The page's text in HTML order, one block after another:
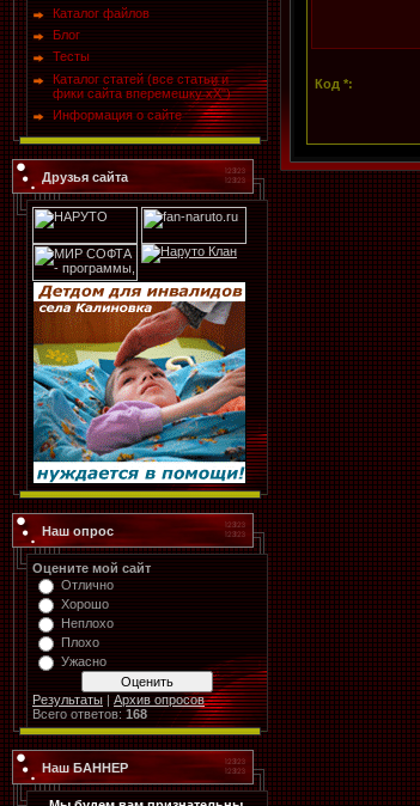
Каталог файлов
Блог
Тесты
Каталог статей (все статьи и
фики сайта вперемешку хХ")
Информация о сайте
Друзья сайта
Наш опрос
Оцените мой сайт
Отлично
Хорошо
Неплохо
Плохо
Ужасно
Результаты | Архив опросов
Всего ответов: 168
Наш БАННЕР
Код *: